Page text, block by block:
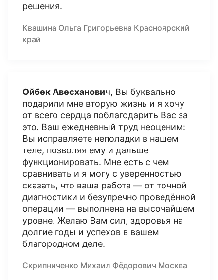
решения.
Квашина Ольга Григорьевна Красноярский
край
Ойбек Авесханович, Вы буквально
подарили мне вторую жизнь и я хочу
от всего сердца поблагодарить Вас за
это. Ваш ежедневный труд неоценим:
Вы исправляете неполадки в нашем
теле, позволяя ему и дальше
функционировать. Мне есть с чем
сравнивать и я могу с уверенностью
сказать, что ваша работа — от точной
диагностики и безупречно проведённой
операции — выполнена на высочайшем
уровне. Желаю Вам сил, здоровья на
долгие годы и успехов в вашем
благородном деле.
Скрипниченко Михаил Фёдорович Москва